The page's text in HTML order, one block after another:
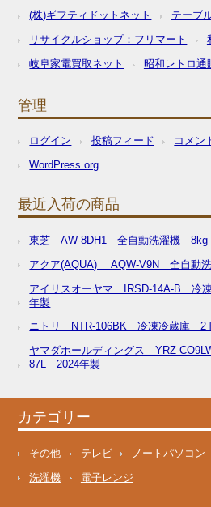
(株)ギフティドットネット
テーブ
リサイクルショップ：フリマート
岐阜家電買取ネット
昭和レトロ通
管理
ログイン 投稿フィード
コメン
WordPress.org
最近入荷の商品
東芝 AW-8DH1 全自動洗濯機 8kg
アクア(AQUA) AQW-V9N 全自動
アイリスオーヤマ IRSD-14A-B
年製
ニトリ NTR-106BK 冷凍冷蔵庫 2
ヤマダホールディングス YRZ-
87L 2024年製
カテゴリー
その他 テレビ ノートパソコン
洗濯機
電子レンジ